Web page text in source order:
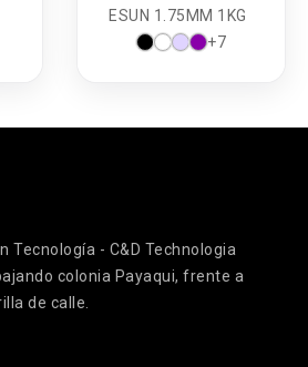
ESUN 1.75MM 1KG
+7
Tecnología - C&D Technologia
colonia Payaqui, frente a
de calle.